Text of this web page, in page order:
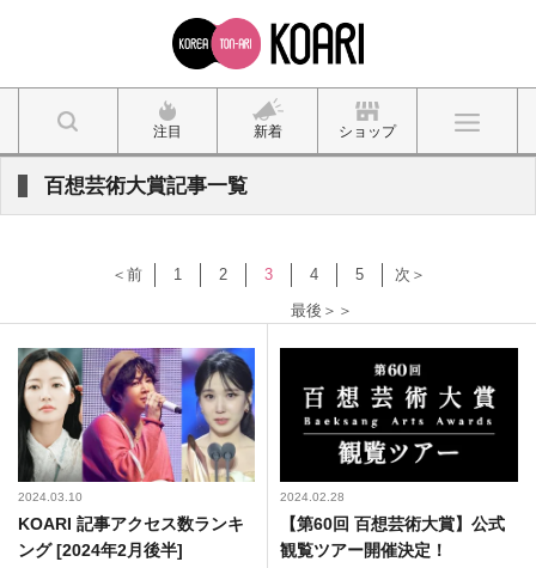
注目 新着 ショップ
百想芸術大賞記事一覧
＜前 1 2 3 4 5
次＞
最後＞＞
2024.03.10
KOARI 記事アクセス数ランキ
ング [2024年2月後半]
2024.02.28
【第60回 百想芸術大賞】公式
観覧ツアー開催決定！